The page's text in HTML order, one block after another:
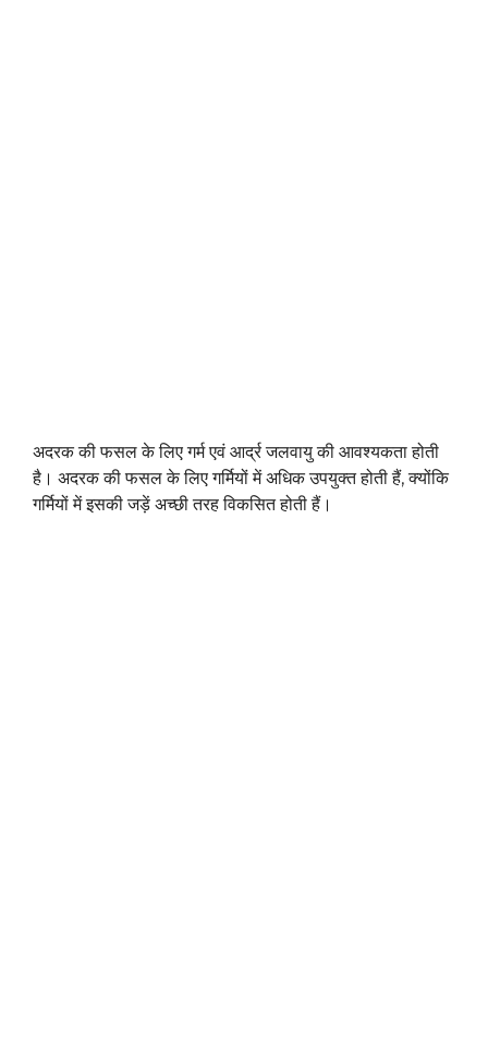
अदरक की फसल के लिए गर्म एवं आर्द्र जलवायु की आवश्यकता होती
है। अदरक की फसल के लिए गर्मियों में अधिक उपयुक्त होती हैं, क्योंकि
गर्मियों में इसकी जड़ें अच्छी तरह विकसित होती हैं।